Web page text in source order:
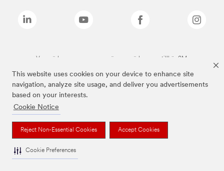
This website uses cookies on your device to enhance site
navigation, analyze site usage, and deliver you advertisements
based on your interests.
Cookie Notice
Reject Non-Essential Cookies Accept Cookies
Cookie Preferences
Varumärken som anges ovan är varumärken som tillhör 3M.